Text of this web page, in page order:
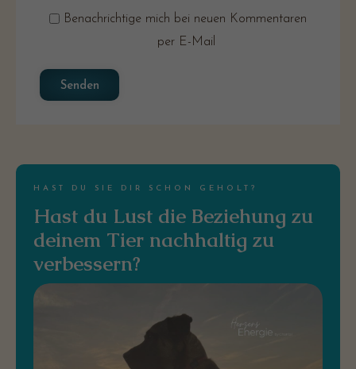
Benachrichtige mich bei neuen Kommentaren
per E-Mail
Senden
HAST DU SIE DIR SCHON GEHOLT?
Hast du Lust die Beziehung zu
deinem Tier nachhaltig zu
verbessern?